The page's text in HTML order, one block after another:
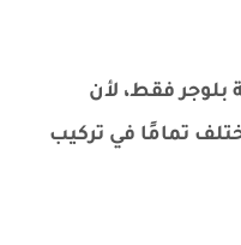
فقط، لأن
تمامًا في تركيب